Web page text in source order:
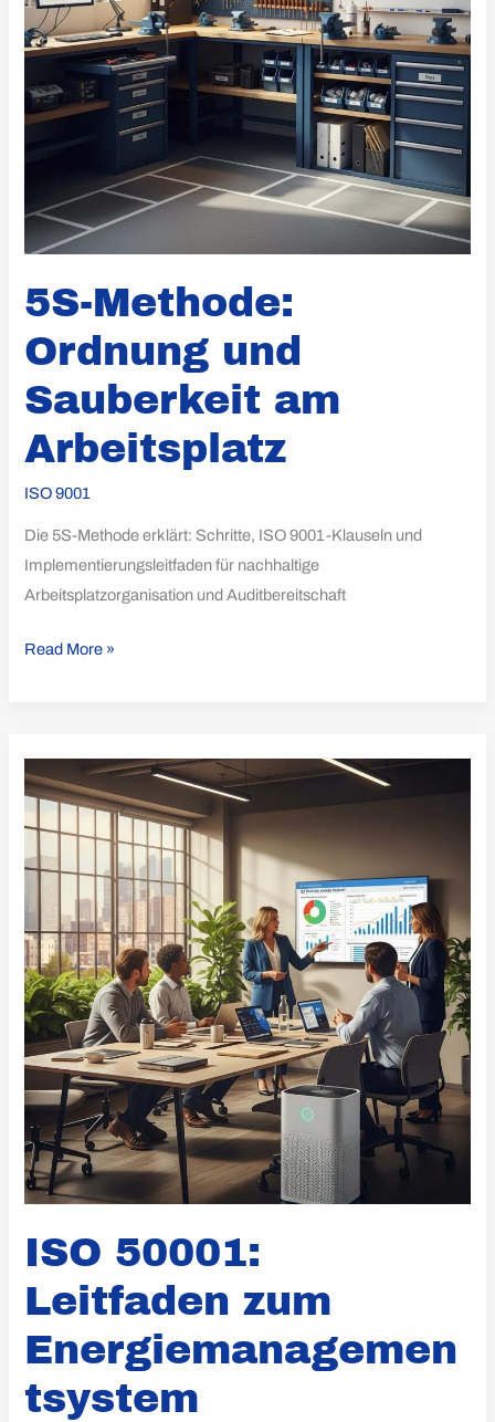
5S-Methode:
Ordnung und
Sauberkeit am
Arbeitsplatz
ISO 9001
Die 5S-Methode erklärt: Schritte, ISO 9001-Klauseln und
Implementierungsleitfaden für nachhaltige
Arbeitsplatzorganisation und Auditbereitschaft
Read More »
ISO 50001:
Leitfaden zum
Energiemanagemen
tsystem
50001:
Leitfaden
zum
Energiemanagementsystem